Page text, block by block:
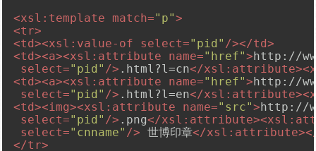
<xsl:template match="p">
<tr>
<td><xsl:value-of select="pid" /></td>
<td><a><xsl:attribute name="href">http://
select="pid" /> .html?l=cn</xsl:attribute><
<td><a><xsl:attribute name="href">http://
select="pid" /> .html?l=en</xsl:attribute><
<td><img><xsl:attribute name="src">http://
select="pid" /> .png</xsl:attribute><
select="cnname" /> 世博印章</xsl:attribute>
</tr>